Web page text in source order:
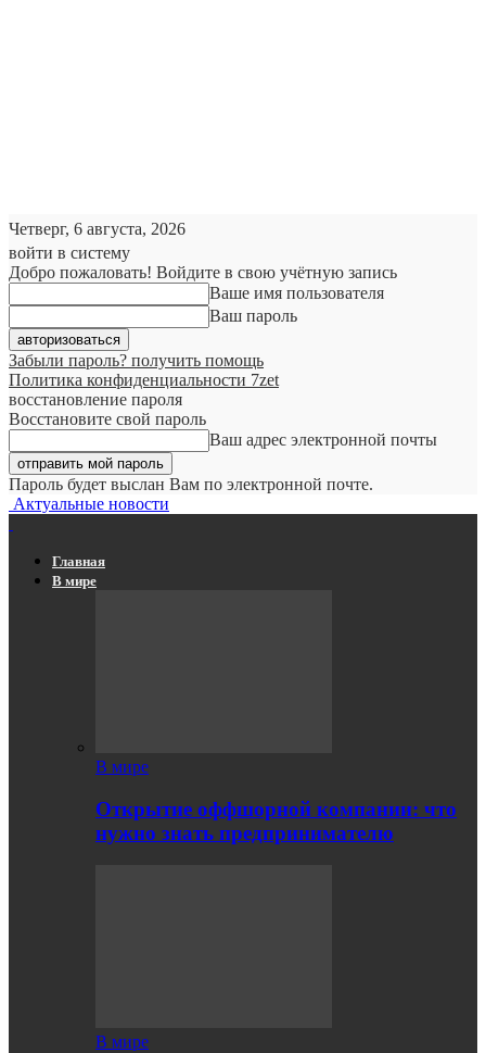
Четверг, 6 августа, 2026
войти в систему
Добро пожаловать! Войдите в свою учётную запись
Ваше имя пользователя
Ваш пароль
Забыли пароль? получить помощь
Политика конфиденциальности 7zet
восстановление пароля
Восстановите свой пароль
Ваш адрес электронной почты
Пароль будет выслан Вам по электронной почте.
Актуальные новости
Главная
В мире
В мире
Открытие оффшорной компании: что
нужно знать предпринимателю
В мире